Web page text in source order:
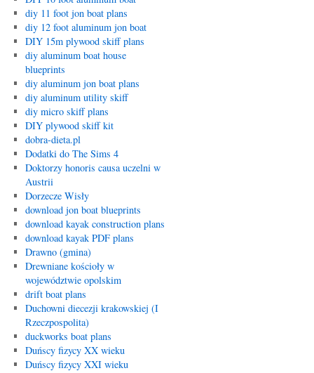
diy 11 foot jon boat plans
diy 12 foot aluminum jon boat
DIY 15m plywood skiff plans
diy aluminum boat house
blueprints
diy aluminum jon boat plans
diy aluminum utility skiff
diy micro skiff plans
DIY plywood skiff kit
dobra-dieta.pl
Dodatki do The Sims 4
Doktorzy honoris causa uczelni w
Austrii
Dorzecze Wisły
download jon boat blueprints
download kayak construction plans
download kayak PDF plans
Drawno (gmina)
Drewniane kościoły w
województwie opolskim
drift boat plans
Duchowni diecezji krakowskiej (I
Rzeczpospolita)
duckworks boat plans
Duńscy fizycy XX wieku
Duńscy fizycy XXI wieku